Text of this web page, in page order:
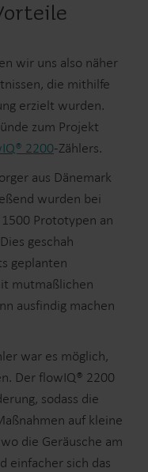
wir uns also näher
die mithilfe
erzielt wurden.
zum Projekt
2200-Zählers.
aus Dänemark
wurden bei
Prototypen an
geschah
geplanten
mutmaßlichen
ausfindig machen
war es möglich,
Der flowIQ® 2200
sodass die
auf kleine
die Geräusche am
einfacher sich das